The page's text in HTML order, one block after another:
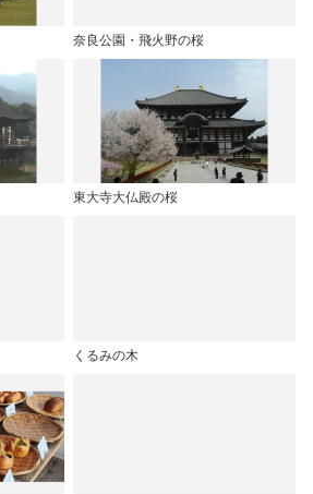
奈良公園・飛火野の桜
東大寺大仏殿の桜
くるみの木